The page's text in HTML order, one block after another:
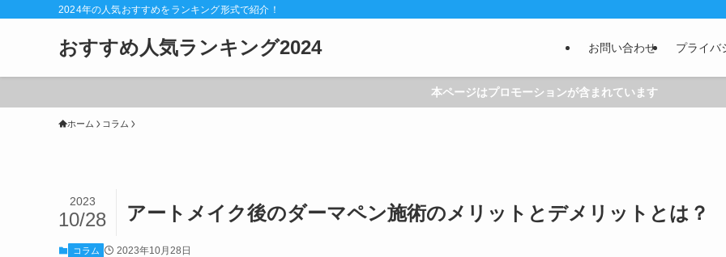
2024年の人気おすすめをランキング形式で紹介！
おすすめ人気ランキング2024 お問い合わせ プライバ
本ページはプロモーションが含まれています
ホーム コラム
アートメイク後のダーマペン施術のメリットとデメリットとは？
2023
10/28
コラム 2023年10月28日